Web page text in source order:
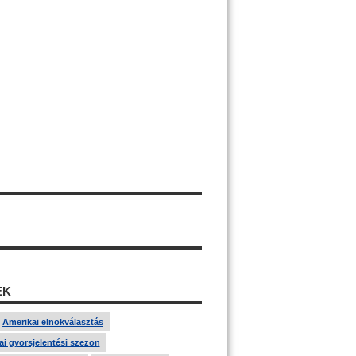
Amerikai elnökválasztás
gyorsjelentési szezon